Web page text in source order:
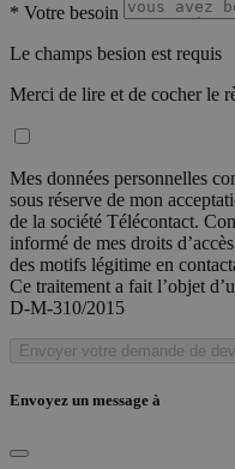
* Votre besoin
Le champs besion est requis
Merci de lire et de cocher le
Mes données personnelles
sous réserve de mon
de la société Télécontact.
informé de mes droits
des motifs légitime en
Ce traitement a fait l’objet
D-M-310/2015
Envoyer votre demande de
Envoyez un message à